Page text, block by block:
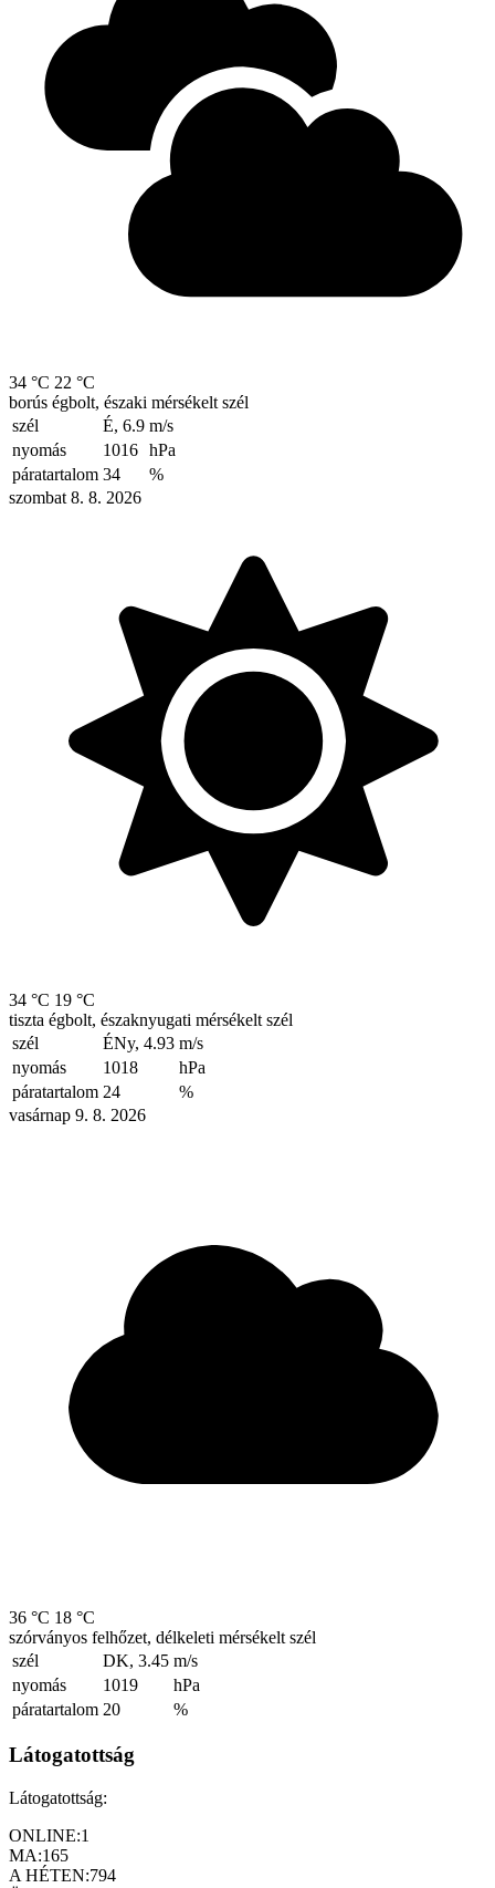
34 °C 22 °C
borús égbolt, északi mérsékelt szél
szél
É, 6.9 m/s
nyomás
1016 hPa
páratartalom 34
%
szombat 8. 8. 2026
34 °C 19 °C
tiszta égbolt, északnyugati mérsékelt szél
szél
ÉNy, 4.93 m/s
nyomás
1018
hPa
páratartalom 24
%
vasárnap 9. 8. 2026
36 °C 18 °C
szórványos felhőzet, délkeleti mérsékelt szél
szél
DK, 3.45 m/s
nyomás
1019
hPa
páratartalom 20 %
Látogatottság
Látogatottság:
ONLINE:1
MA:165
A HÉTEN:794